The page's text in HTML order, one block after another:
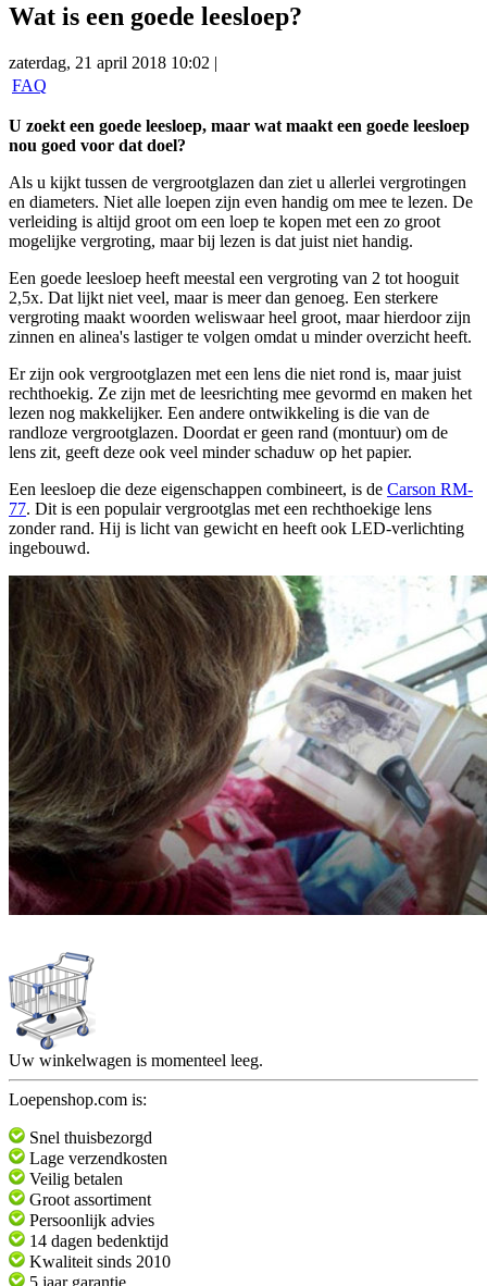
Wat is een goede leesloep?
zaterdag, 21 april 2018 10:02 |
FAQ
U zoekt een goede leesloep, maar wat maakt een goede leesloep
nou goed voor dat doel?
Als u kijkt tussen de vergrootglazen dan ziet u allerlei vergrotingen
en diameters. Niet alle loepen zijn even handig om mee te lezen. De
verleiding is altijd groot om een loep te kopen met een zo groot
mogelijke vergroting, maar bij lezen is dat juist niet handig.
Een goede leesloep heeft meestal een vergroting van 2 tot hooguit
2,5x. Dat lijkt niet veel, maar is meer dan genoeg. Een sterkere
vergroting maakt woorden weliswaar heel groot, maar hierdoor zijn
zinnen en alinea's lastiger te volgen omdat u minder overzicht heeft.
Er zijn ook vergrootglazen met een lens die niet rond is, maar juist
rechthoekig. Ze zijn met de leesrichting mee gevormd en maken het
lezen nog makkelijker. Een andere ontwikkeling is die van de
randloze vergrootglazen. Doordat er geen rand (montuur) om de
lens zit, geeft deze ook veel minder schaduw op het papier.
Een leesloep die deze eigenschappen combineert, is de Carson RM-
77. Dit is een populair vergrootglas met een rechthoekige lens
zonder rand. Hij is licht van gewicht en heeft ook LED-verlichting
ingebouwd.
Uw winkelwagen is momenteel leeg.
Loepenshop.com is:
Snel thuisbezorgd
Lage verzendkosten
Veilig betalen
Groot assortiment
Persoonlijk advies
14 dagen bedenktijd
Kwaliteit sinds 2010
5 jaar garantie